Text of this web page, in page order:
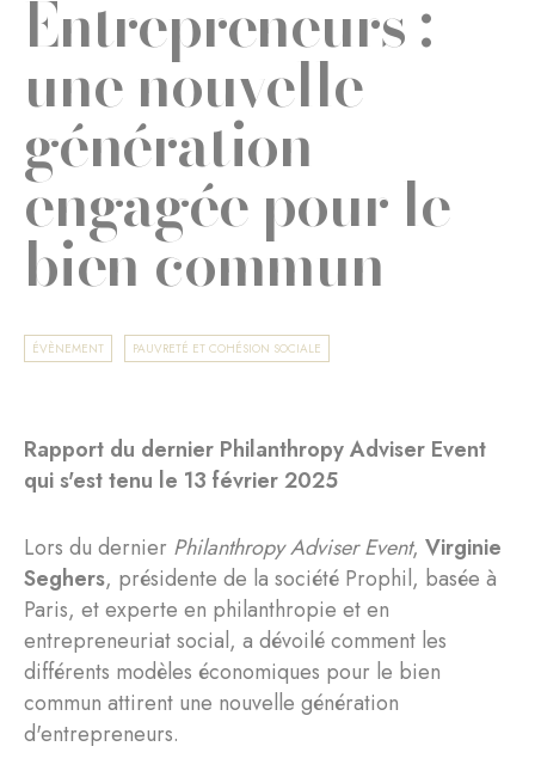
Entrepreneurs :
une nouvelle
génération
engagée pour le
bien commun
ÉVÈNEMENT PAUVRETÉ ET COHÉSION SOCIALE
Rapport du dernier Philanthropy Adviser Event
qui s'est tenu le 13 février 2025
Lors du dernier Philanthropy Adviser Event, Virginie
Seghers, présidente de la société Prophil, basée à
Paris, et experte en philanthropie et en
entrepreneuriat social, a dévoilé comment les
différents modèles économiques pour le bien
commun attirent une nouvelle génération
d'entrepreneurs.